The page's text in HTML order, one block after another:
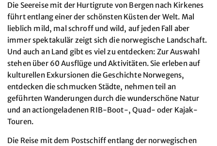
Die Seereise mit der Hurtigrute von Bergen nach Kirkenes
führt entlang einer der schönsten Küsten der Welt. Mal
lieblich mild, mal schroff und wild, auf jeden Fall aber
immer spektakulär zeigt sich die norwegische Landschaft.
Und auch an Land gibt es viel zu entdecken: Zur Auswahl
stehen über 60 Ausflüge und Aktivitäten. Sie erleben auf
kulturellen Exkursionen die Geschichte Norwegens,
entdecken die schmucken Städte, nehmen teil an
geführten Wanderungen durch die wunderschöne Natur
und an actiongeladenen RIB-Boot-, Quad- oder Kajak-
Touren.
Die Reise mit dem Postschiff entlang der norwegischen